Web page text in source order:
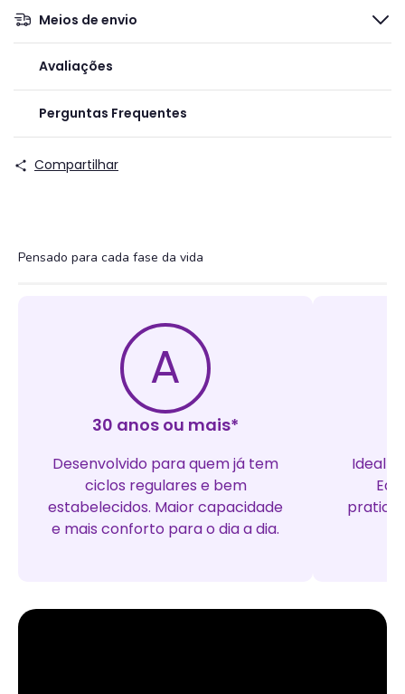
Meios de envio
Avaliações
Perguntas Frequentes
Compartilhar
Pensado para cada fase da vida
A
30 anos ou mais*
Desenvolvido para quem já tem
ciclos regulares e bem
estabelecidos. Maior capacidade
e mais conforto para o dia a dia.
Ideal